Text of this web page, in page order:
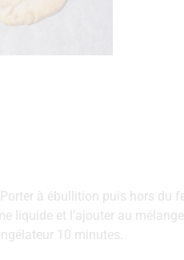
à ébullition puis hors du
liquide et l’ajouter au mélange
10 minutes.